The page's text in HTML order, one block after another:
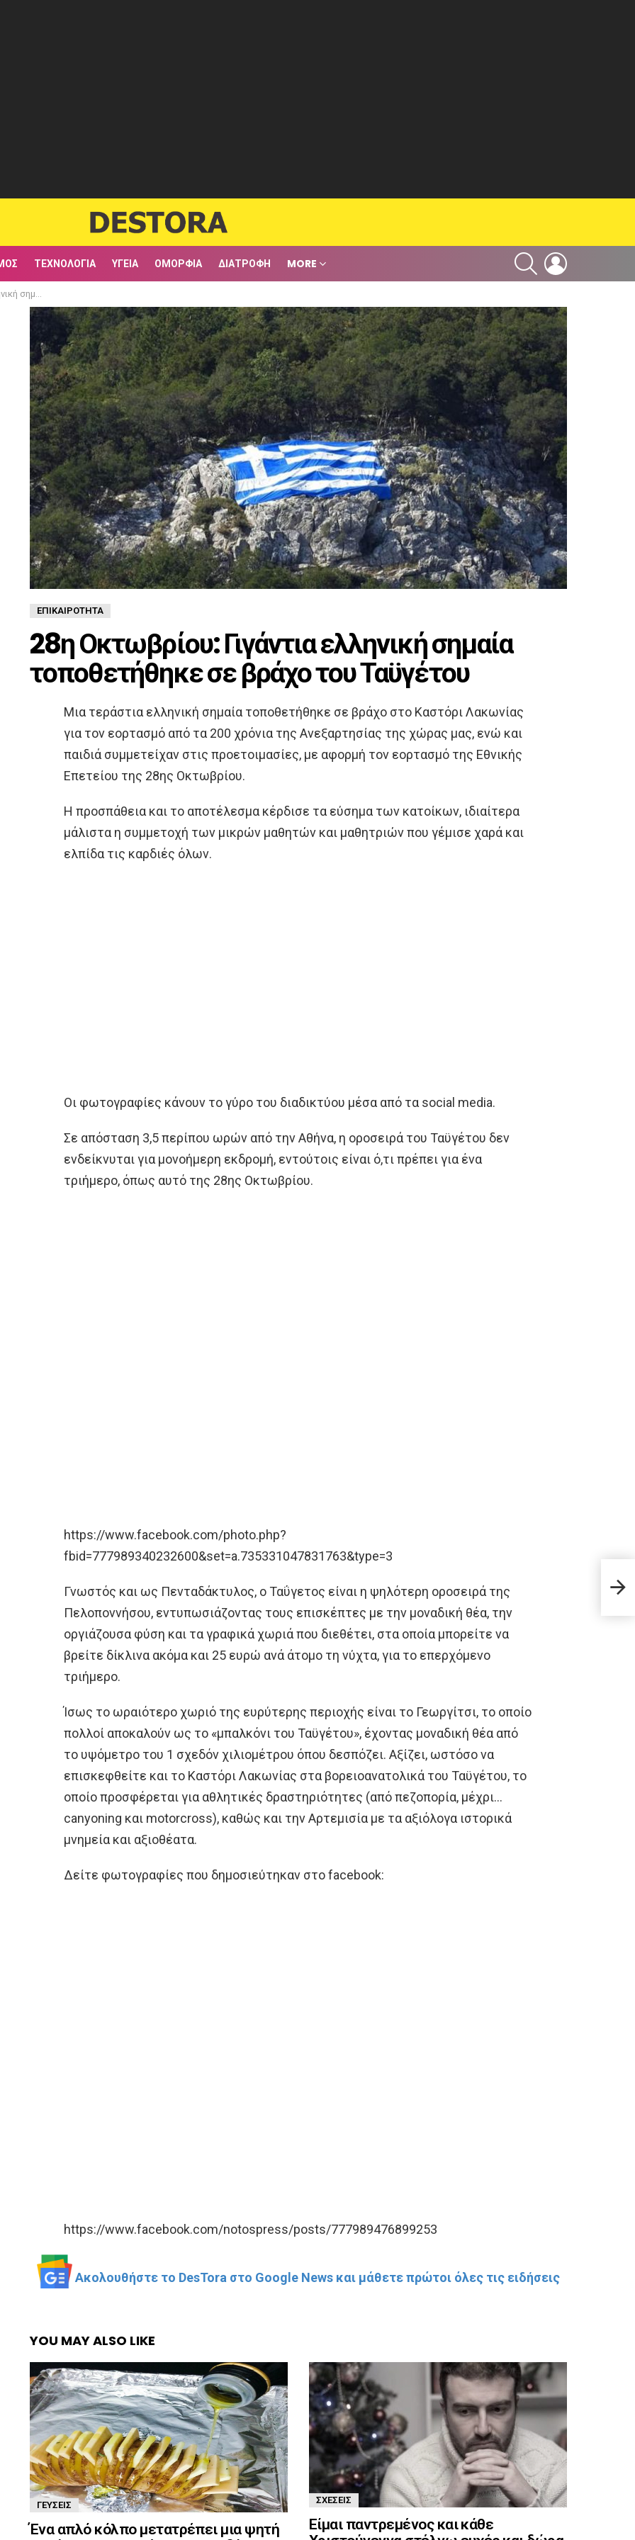
ΤΕΧΝΟΛΟΓΊΑ ΥΓΕΊΑ ΟΜΟΡΦΙΆ ΔΙΑΤΡΟΦΉ MORE
SEARCH
του Ταϋγέτου
ΕΠΙΚΑΙΡΌΤΗΤΑ
28η Οκτωβρίου: Γιγάντια ελληνική σημαία
τοποθετήθηκε σε βράχο του Ταϋγέτου
Μια τεράστια ελληνική σημαία τοποθετήθηκε σε βράχο στο Καστόρι Λακωνίας
για τον εορτασμό από τα 200 χρόνια της Ανεξαρτησίας της χώρας μας, ενώ και
παιδιά συμμετείχαν στις προετοιμασίες, με αφορμή τον εορτασμό της Εθνικής
Επετείου της 28ης Οκτωβρίου.
Η προσπάθεια και το αποτέλεσμα κέρδισε τα εύσημα των κατοίκων, ιδιαίτερα
μάλιστα η συμμετοχή των μικρών μαθητών και μαθητριών που γέμισε χαρά και
ελπίδα τις καρδιές όλων.
Οι φωτογραφίες κάνουν το γύρο του διαδικτύου μέσα από τα social media.
Σε απόσταση 3,5 περίπου ωρών από την Αθήνα, η οροσειρά του Ταϋγέτου δεν
ενδείκνυται για μονοήμερη εκδρομή, εντούτοις είναι ό,τι πρέπει για ένα
τριήμερο, όπως αυτό της 28ης Οκτωβρίου.
https://www.facebook.com/photo.php?
fbid=777989340232600&set=a.735331047831763&type=3
Γνωστός και ως Πενταδάκτυλος, ο Ταΰγετος είναι η ψηλότερη οροσειρά της
Πελοποννήσου, εντυπωσιάζοντας τους επισκέπτες με την μοναδική θέα, την
οργιάζουσα φύση και τα γραφικά χωριά που διεθέτει, στα οποία μπορείτε να
βρείτε δίκλινα ακόμα και 25 ευρώ ανά άτομο τη νύχτα, για το επερχόμενο
τριήμερο.
Ίσως το ωραιότερο χωριό της ευρύτερης περιοχής είναι το Γεωργίτσι, το οποίο
πολλοί αποκαλούν ως το «μπαλκόνι του Ταϋγέτου», έχοντας μοναδική θέα από
το υψόμετρο του 1 σχεδόν χιλιομέτρου όπου δεσπόζει. Αξίζει, ωστόσο να
επισκεφθείτε και το Καστόρι Λακωνίας στα βορειοανατολικά του Ταϋγέτου, το
οποίο προσφέρεται για αθλητικές δραστηριότητες (από πεζοπορία, μέχρι…
canyoning και motorcross), καθώς και την Αρτεμισία με τα αξιόλογα ιστορικά
μνημεία και αξιοθέατα.
Δείτε φωτογραφίες που δημοσιεύτηκαν στο facebook:
https://www.facebook.com/notospress/posts/777989476899253
Ακολουθήστε το DesTora στο Google News και μάθετε πρώτοι όλες τις ειδήσεις
YOU MAY ALSO LIKE
ΓΕΎΣΕΙΣ
Ένα απλό κόλπο μετατρέπει μια ψητή
ΣΧΈΣΕΙΣ
Είμαι παντρεμένος και κάθε
10
για